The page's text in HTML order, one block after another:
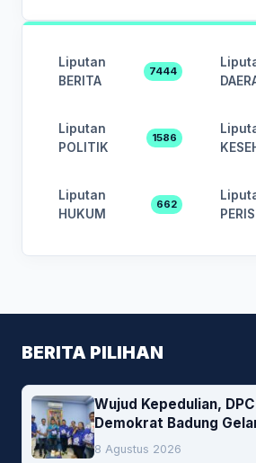
Liputan
BERITA
7444
Liputan
POLITIK
1586
Liputan
HUKUM
662
BERITA PILIHAN
Wujud Kepedulian,
Demokrat Badung
Darah
8 Agustus 2026